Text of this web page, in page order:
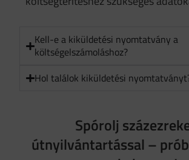
Kell-e a kiküldetési nyomtatvány a
költségelszámoláshoz?
Hol találok kiküldetési
Spórolj
útnyilvántartással –